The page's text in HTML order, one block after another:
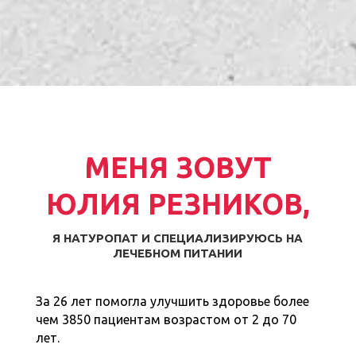
МЕНЯ ЗОВУТ
ЮЛИЯ РЕЗНИКОВ,
Я НАТУРОПАТ И СПЕЦИАЛИЗИРУЮСЬ НА
ЛЕЧЕБНОМ ПИТАНИИ
За 26 лет помогла улучшить здоровье более
чем 3850 пациентам возрастом от 2 до 70
лет.